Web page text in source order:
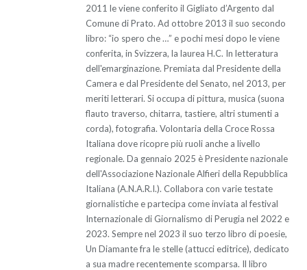
2011 le viene conferito il Gigliato d’Argento dal
Comune di Prato. Ad ottobre 2013 il suo secondo
libro: “io spero che …” e pochi mesi dopo le viene
conferita, in Svizzera, la laurea H.C. In letteratura
dell'emarginazione. Premiata dal Presidente della
Camera e dal Presidente del Senato, nel 2013, per
meriti letterari. Si occupa di pittura, musica (suona
flauto traverso, chitarra, tastiere, altri stumenti a
corda), fotografia. Volontaria della Croce Rossa
Italiana dove ricopre più ruoli anche a livello
regionale. Da gennaio 2025 è Presidente nazionale
dell'Associazione Nazionale Alfieri della Repubblica
Italiana (A.N.A.R.I.). Collabora con varie testate
giornalistiche e partecipa come inviata al festival
Internazionale di Giornalismo di Perugia nel 2022 e
2023. Sempre nel 2023 il suo terzo libro di poesie,
Un Diamante fra le stelle (attucci editrice), dedicato
a sua madre recentemente scomparsa. Il libro